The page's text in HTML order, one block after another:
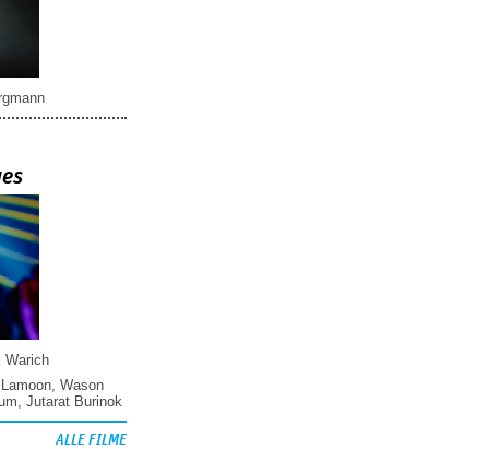
Warich
Wason
Jutarat Burinok
ALLE FILME